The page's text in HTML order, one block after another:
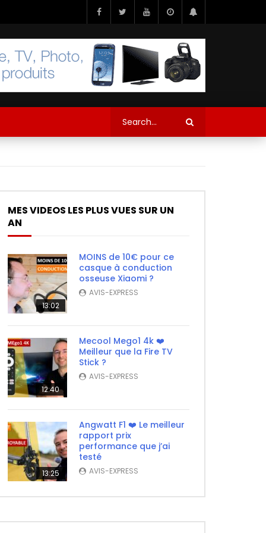
MES VIDEOS LES PLUS VUES SUR UN
AN
13:02
MOINS de 10€ pour ce
casque à conduction
osseuse Xiaomi ?
AVIS-EXPRESS
12:40
Mecool Mego1 4k ❤️
Meilleur que la Fire TV
Stick ?
AVIS-EXPRESS
13:25
Angwatt F1 ❤️ Le meilleur
rapport prix
performance que j’ai
testé
AVIS-EXPRESS